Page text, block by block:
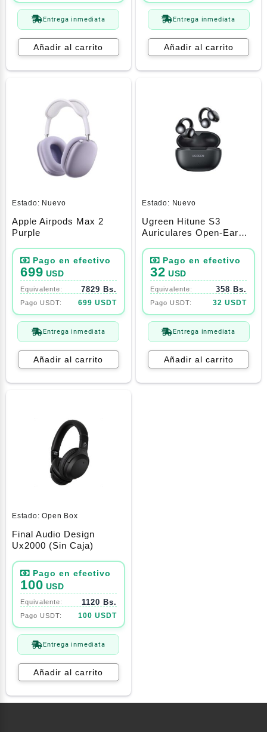
Entrega inmediata
Añadir al carrito
Entrega inmediata
Añadir al carrito
Estado: Nuevo
Apple Airpods Max 2
Purple
699 USD
7829 Bs.
699 USDT
Entrega inmediata
Añadir al carrito
Estado: Nuevo
Ugreen Hitune S3
Auriculares Open-Ear
32 USD
358 Bs.
32 USDT
Entrega inmediata
Añadir al carrito
Estado:Open Box
Final Audio Design
Ux2000 (Sin Caja)
100 USD
1120 Bs.
100 USDT
Entrega inmediata
Añadir al carrito